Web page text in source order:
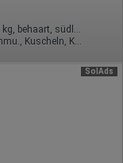
30 Jahre, 90D, KF 40, 1.68m, 72 kg, behaart, südländisch
69, DT, NSa, Franz b. Ihr, BV, Schmu., Kuscheln, Körperküs.
SolAds